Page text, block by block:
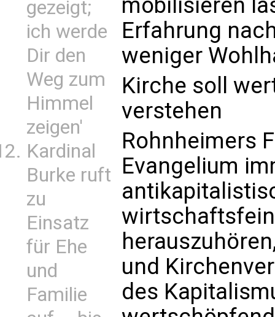
gezeigt;
ich werde
Dir den
Weg zum
Himmel
zeigen'
Kardinal
Burke ruft
zu
Einsatz
für Ehe
und
Familie
Erfahrung
weniger
Kirche soll
verstehen
Rohnheimers
Evangelium
und
des